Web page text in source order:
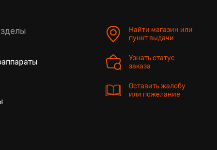
Найти магазин или
пункт выдачи
Узнать статус
заказа
Оставить жалобу
или пожелание